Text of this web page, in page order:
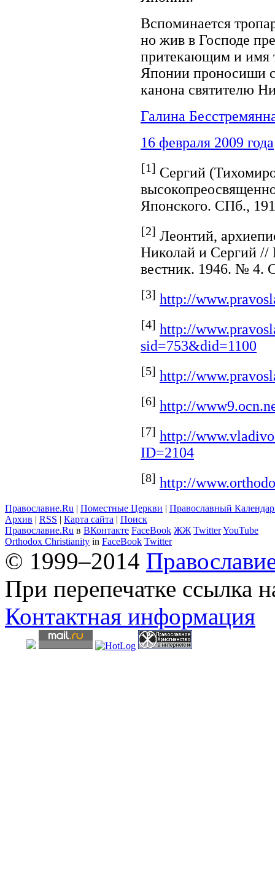
Вспоминается
но жив в Господе
притекающим и имя
Японии проносиши
канона святителю
Галина
16 февраля 2009 года
[1] Сергий
Японского. СПб.,
[2] Леонтий,
Николай и Сергий //
вестник. 1946. № 4.
[3] http://
[4] http://
sid=753&did=1100
[5] http://
[6] http://
[7] http://
ID=2104
[8] http://
Православие.Ru | Поместные Церкви | Православный
Архив | RSS | Карта сайта | Поиск
Православие.Ru в ВКонтакте FaceBook ЖЖ TwitterYouTube
Orthodox Christianity in FaceBook Twitter
© 1999–2014
При перепечатке ссылка
Контактная информация